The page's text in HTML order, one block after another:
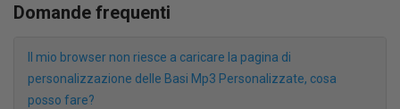
Domande frequenti
Il mio browser non riesce a caricare la pagina di
personalizzazione delle Basi Mp3 Personalizzate, cosa
posso fare?